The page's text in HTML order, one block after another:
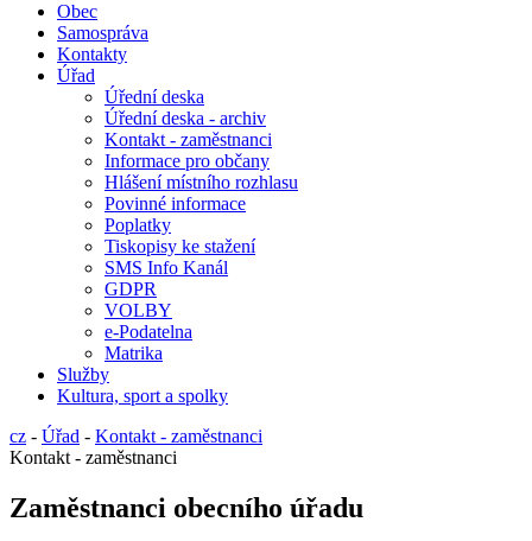
Obec
Samospráva
Kontakty
Úřad
Úřední deska
Úřední deska - archiv
Kontakt - zaměstnanci
Informace pro občany
Hlášení místního rozhlasu
Povinné informace
Poplatky
Tiskopisy ke stažení
SMS Info Kanál
GDPR
VOLBY
e-Podatelna
Matrika
Služby
Kultura, sport a spolky
cz - Úřad - Kontakt - zaměstnanci
Kontakt - zaměstnanci
Zaměstnanci obecního úřadu